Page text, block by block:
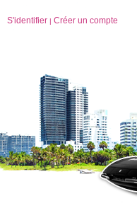
S'identifier | Créer un compte